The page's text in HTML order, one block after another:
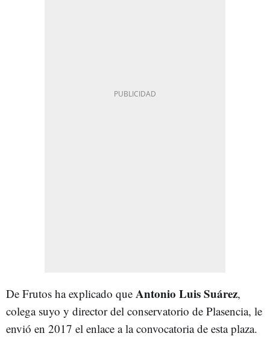
De Frutos ha explicado que Antonio Luis Suárez,
colega suyo y director del conservatorio de Plasencia, le
envió en 2017 el enlace a la convocatoria de esta plaza.